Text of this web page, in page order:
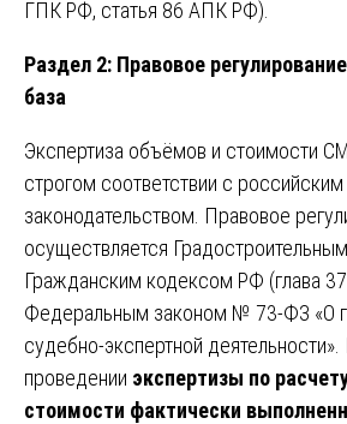
ГПК РФ, статья 86 АПК РФ).
Раздел 2: Правовое
база
Экспертиза объёмов и стоимости
строгом соответствии с российским
законодательством. Правовое
осуществляется
Гражданским кодексом РФ (глава
Федеральным законом № 73-ФЗ «О
судебно-экспертной
проведении экспертизы по
стоимости фактически